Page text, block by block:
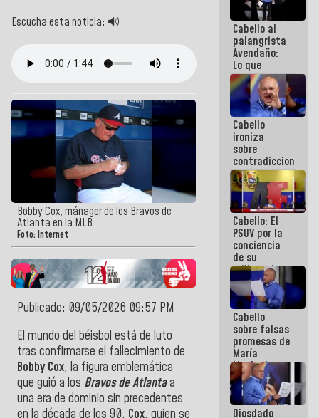
Escucha esta noticia: 🔊
Bobby Cox, mánager de los Bravos de
Atlanta en la MLB
Foto: Internet
Publicado: 09/05/2026 09:57 PM
El mundo del béisbol está de luto
tras confirmarse el fallecimiento de
Bobby Cox, la figura emblemática
que guió a los Bravos de Atlantaa
una era de dominio sin precedentes
Cabello al
palangrista
Avendaño:
Lo que
vayas a
escribir
hazlo hoy
por que no
sabemos si
la semana
que viene
hay
programa
Cabello
ironiza
sobre
contradicciones
y mentiras
de María
Machado:
¡Créanle!
Cabello: El
PSUV por la
conciencia
de su
militancia
es la
organización
política más
sólida de
Venezuela
Cabello
sobre falsas
promesas de
María
Machado:
¿Quién le
puede creer?
¿Y la gente
que ella iba
Diosdado